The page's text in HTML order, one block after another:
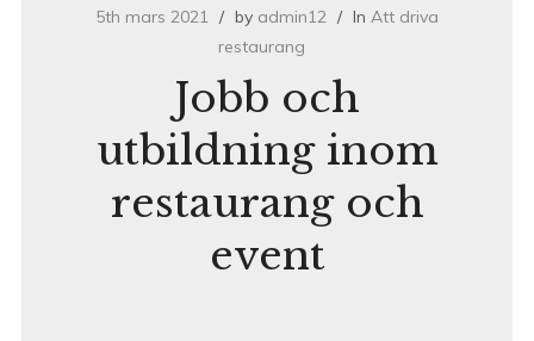
5th mars 2021 by admin12 In Att driva
restaurang
Jobb och
utbildning inom
restaurang och
event